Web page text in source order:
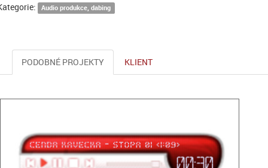
Audio produkce, dabing
PODOBNÉ PROJEKTY KLIENT